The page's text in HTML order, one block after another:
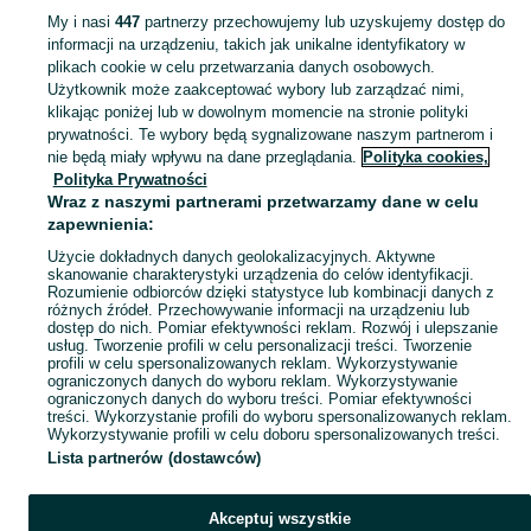
KATEGORIA
Skorzystaj z największego serwisu ogłoszeniowego - Faliszowice i okolice! Kupuj to, czego pragniesz i sprzedawaj to, czego już nie potrzebujesz! Zobacz
Mapa kategorii
Mapa miejscowości
Mapa ministron
Popularne wyszukiwania
My i nasi 447partnerzy przechowujemy lub uzyskujemy dostęp do
informacji na urządzeniu, takich jak unikalne identyfikatory w
plikach cookie w celu przetwarzania danych osobowych.
Użytkownik może zaakceptować wybory lub zarządzać nimi,
klikając poniżej lub w dowolnym momencie na stronie polityki
prywatności. Te wybory będą sygnalizowane naszym partnerom i
nie będą miały wpływu na dane przeglądania. Polityka cookies,
Polityka Prywatności
Wraz z naszymi partnerami przetwarzamy dane w celu
zapewnienia:
Użycie dokładnych danych geolokalizacyjnych. Aktywne
skanowanie charakterystyki urządzenia do celów identyfikacji.
Rozumienie odbiorców dzięki statystyce lub kombinacji danych z
różnych źródeł. Przechowywanie informacji na urządzeniu lub
dostęp do nich. Pomiar efektywności reklam. Rozwój i ulepszanie
usług. Tworzenie profili w celu personalizacji treści. Tworzenie
profili w celu spersonalizowanych reklam. Wykorzystywanie
ograniczonych danych do wyboru reklam. Wykorzystywanie
ograniczonych danych do wyboru treści. Pomiar efektywności
treści. Wykorzystanie profili do wyboru spersonalizowanych reklam.
Wykorzystywanie profili w celu doboru spersonalizowanych treści.
Lista partnerów (dostawców)
Akceptuj wszystkie